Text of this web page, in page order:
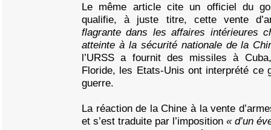
Le même article cite un officiel du
qualifie, à juste titre, cette vente
flagrante dans les affaires intérieures
atteinte à la sécurité nationale de la
l’URSS a fournit des missiles à
Floride, les Etats-Unis ont interprété ce
guerre.
La réaction de la Chine à la vente
et s’est traduite par l’imposition « d’un